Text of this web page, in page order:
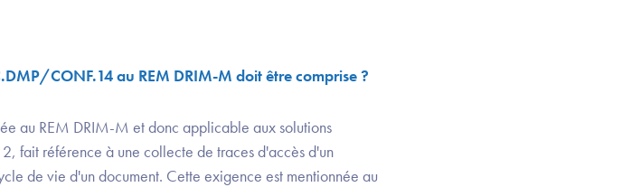
CONF.14 au REM DRIM-M doit être comprise ?
au REM DRIM-M et donc applicable aux solutions
fait référence à une collecte de traces d'accès d'un
de vie d'un document. Cette exigence est mentionnée au